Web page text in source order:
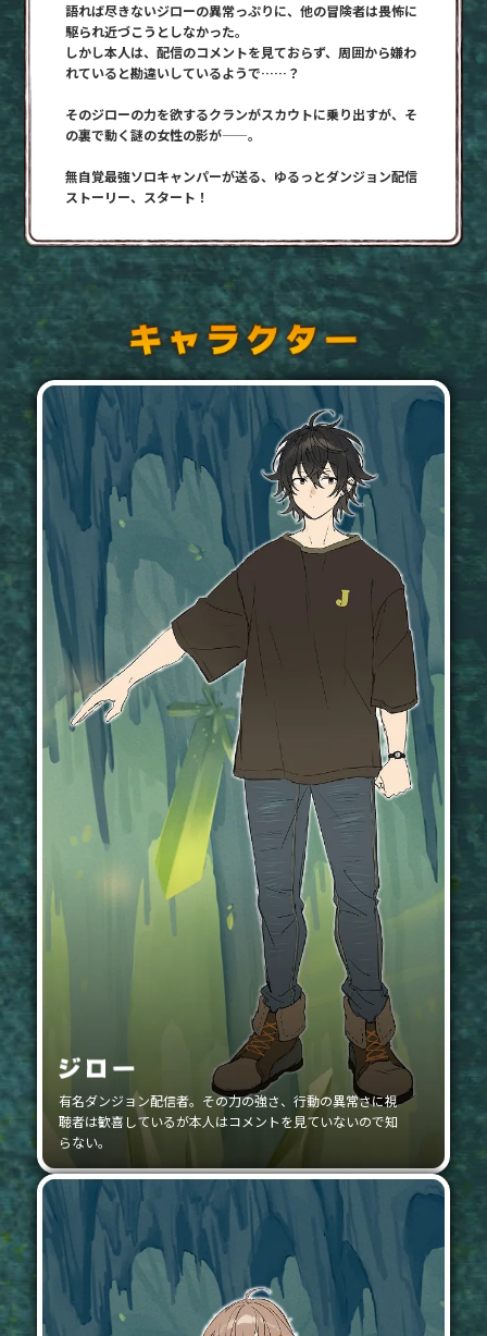
語れば尽きないジローの異常っぷりに、他の冒険者は畏怖に
駆られ近づこうとしなかった。
しかし本人は、配信のコメントを見ておらず、周囲から嫌わ
れていると勘違いしているようで……？
そのジローの力を欲するクランがスカウトに乗り出すが、そ
の裏で動く謎の女性の影が——。
無自覚最強ソロキャンパーが送る、ゆるっとダンジョン配信
ストーリー、スタート！
有名ダンジョン配信者。その力の強さ、行動の異常さに視
聴者は歓喜しているが本人はコメントを見ていないので知
らない。